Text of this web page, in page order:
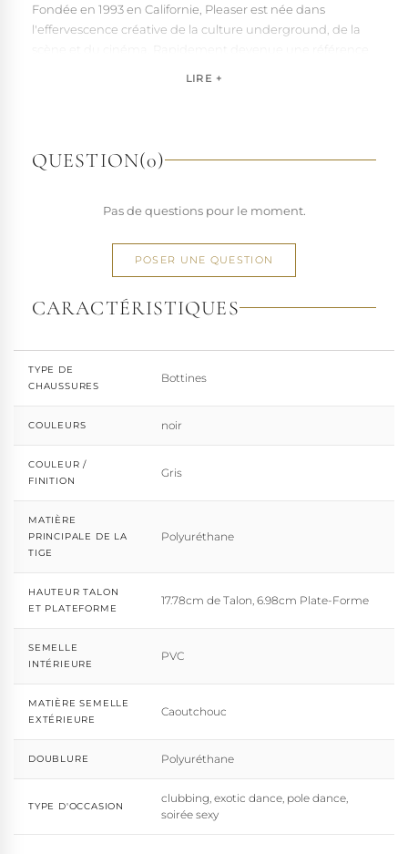
Fondée en 1993 en Californie, Pleaser est née dans
l'effervescence créative de la culture underground, de la
elle a étendu son savoir-faire à d'autres univers. Pleaser est
aujourd'hui distribuée dans 110 pays.
de la mode, Pleaser propose des collections ultra féminines
une large gamme de pointures. Parce qu'un style ne
devrait jamais se réduire à une question de centimètres, la
marque défend une idée simple : permettre à chacun
d'exprimer, sans contrainte, qui il veut être.
LIRE +
QUESTION(0)
Pas de questions pour le moment.
POSER UNE QUESTION
CARACTÉRISTIQUES
TYPE DE
CHAUSSURES
Bottines
COULEURS noir
COULEUR /
FINITION
Gris
MATIÈRE
PRINCIPALE DE LA
TIGE
Polyuréthane
HAUTEUR TALON
ET PLATEFORME
17.78cm de Talon, 6.98cm Plate-Forme
SEMELLE
INTÉRIEURE
PVC
MATIÈRE SEMELLE
EXTÉRIEURE
Caoutchouc
DOUBLURE Polyuréthane
TYPE D'OCCASION
clubbing, exotic dance, pole dance,
soirée sexy